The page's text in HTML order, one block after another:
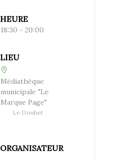
HEURE
18:30 - 20:00
LIEU
Médiathèque
municipale "Le
Marque Page"
Le Douhet
ORGANISATEUR